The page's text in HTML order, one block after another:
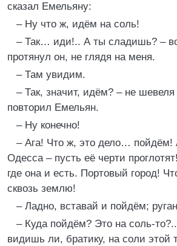
сказал Емельяну:
– Ну что ж, идём на соль!
– Так… иди!.. А ты сладишь? –
протянул он, не глядя на меня.
– Там увидим.
– Так, значит, идём? – не
повторил Емельян.
– Ну конечно!
– Ага! Что ж, это дело… пойдём!
Одесса – пусть её черти
где она и есть. Портовый город!
сквозь землю!
– Ладно, вставай и пойдём;
– Куда пойдём? Это на соль-
видишь ли, братику, на соли этой